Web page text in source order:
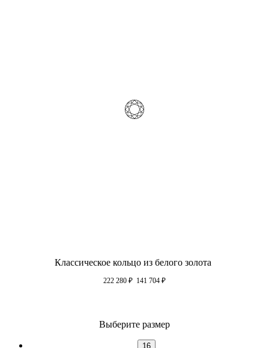
Классическое кольцо из белого золота
222 280 ₽ 141 704 ₽
Выберите размер
16